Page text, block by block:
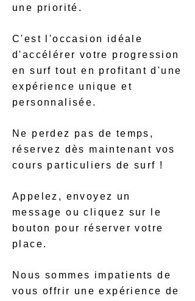
une priorité.
C'est l'occasion idéale
d'accélérer votre progression
en surf tout en profitant d'une
expérience unique et
personnalisée.
Ne perdez pas de temps,
réservez dès maintenant vos
cours particuliers de surf !
Appelez, envoyez un
message ou cliquez sur le
bouton pour réserver votre
place.
Nous sommes impatients de
vous offrir une expérience de